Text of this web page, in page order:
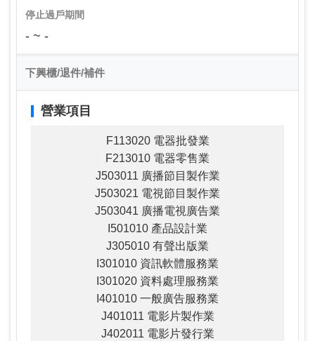
停止過戶期間
- ~ -
下興櫃/退件/補件
營業項目
F113020 電器批發業
F213010 電器零售業
J503011 廣播節目製作業
J503021 電視節目製作業
J503041 廣播電視廣告業
I501010 產品設計業
J305010 有聲出版業
I301010 資訊軟體服務業
I301020 資料處理服務業
I401010 一般廣告服務業
J401011 電影片製作業
J402011 電影片發行業